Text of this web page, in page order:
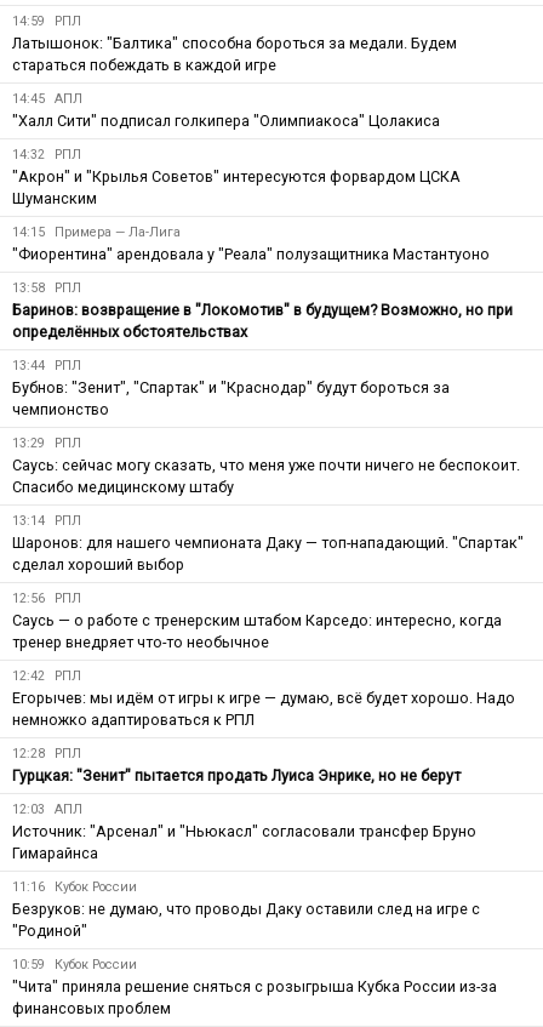
14:59 РПЛ
Латышонок: "Балтика" способна бороться за медали. Будем
стараться побеждать в каждой игре
14:45 АПЛ
"Халл Сити" подписал голкипера "Олимпиакоса" Цолакиса
14:32 РПЛ
"Акрон" и "Крылья Советов" интересуются форвардом ЦСКА
Шуманским
14:15 Примера — Ла-Лига
"Фиорентина" арендовала у "Реала" полузащитника Мастантуоно
13:58 РПЛ
Баринов: возвращение в "Локомотив" в будущем? Возможно, но при
определённых обстоятельствах
13:44 РПЛ
Бубнов: "Зенит", "Спартак" и "Краснодар" будут бороться за
чемпионство
13:29 РПЛ
Саусь: сейчас могу сказать, что меня уже почти ничего не беспокоит.
Спасибо медицинскому штабу
13:14 РПЛ
Шаронов: для нашего чемпионата Даку — топ-нападающий. "Спартак"
сделал хороший выбор
12:56 РПЛ
Саусь — о работе с тренерским штабом Карседо: интересно, когда
тренер внедряет что-то необычное
12:42 РПЛ
Егорычев: мы идём от игры к игре — думаю, всё будет хорошо. Надо
немножко адаптироваться к РПЛ
12:28 РПЛ
Гурцкая: "Зенит" пытается продать Луиса Энрике, но не берут
12:03 АПЛ
Источник: "Арсенал" и "Ньюкасл" согласовали трансфер Бруно
Гимарайнса
11:16 Кубок России
Безруков: не думаю, что проводы Даку оставили след на игре с
"Родиной"
10:59 Кубок России
"Чита" приняла решение сняться с розыгрыша Кубка России из-за
финансовых проблем